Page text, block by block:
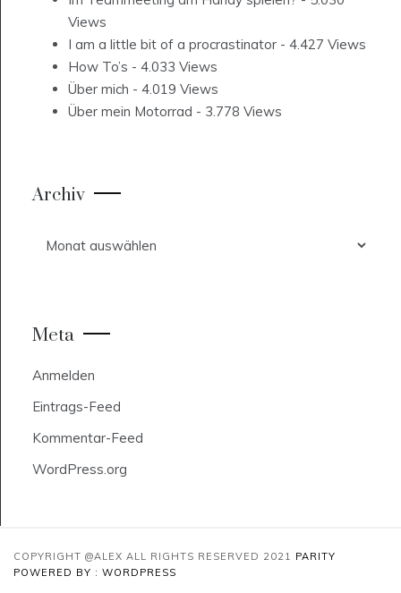
Views
I am a little bit of a procrastinator - 4.427 Views
How To’s - 4.033 Views
Über mich - 4.019 Views
Über mein Motorrad - 3.778 Views
Archiv
Meta
Anmelden
Eintrags-Feed
Kommentar-Feed
WordPress.org
COPYRIGHT @ALEX ALL RIGHTS RESERVED 2021 PARITY
POWERED BY : WORDPRESS